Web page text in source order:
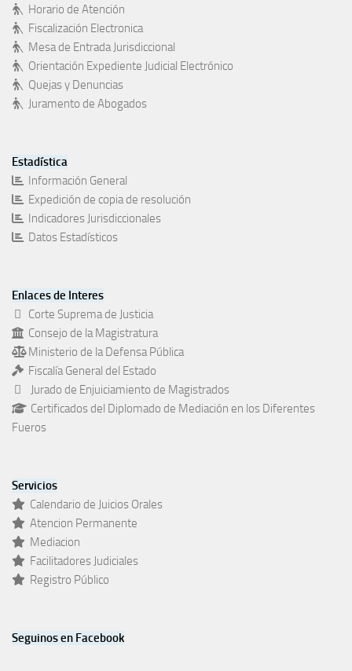
Horario de Atención
Fiscalización Electronica
Mesa de Entrada Jurisdiccional
Orientación Expediente Judicial Electrónico
Quejas y Denuncias
Juramento de Abogados
Estadística
Información General
Expedición de copia de resolución
Indicadores Jurisdiccionales
Datos Estadísticos
Enlaces de Interes
Corte Suprema de Justicia
Consejo de la Magistratura
Ministerio de la Defensa Pública
Fiscalía General del Estado
Jurado de Enjuiciamiento de Magistrados
Certificados del Diplomado de Mediación en los Diferentes
Fueros
Servicios
Calendario de Juicios Orales
Atencion Permanente
Mediacion
Facilitadores Judiciales
Registro Público
Seguinos en Facebook